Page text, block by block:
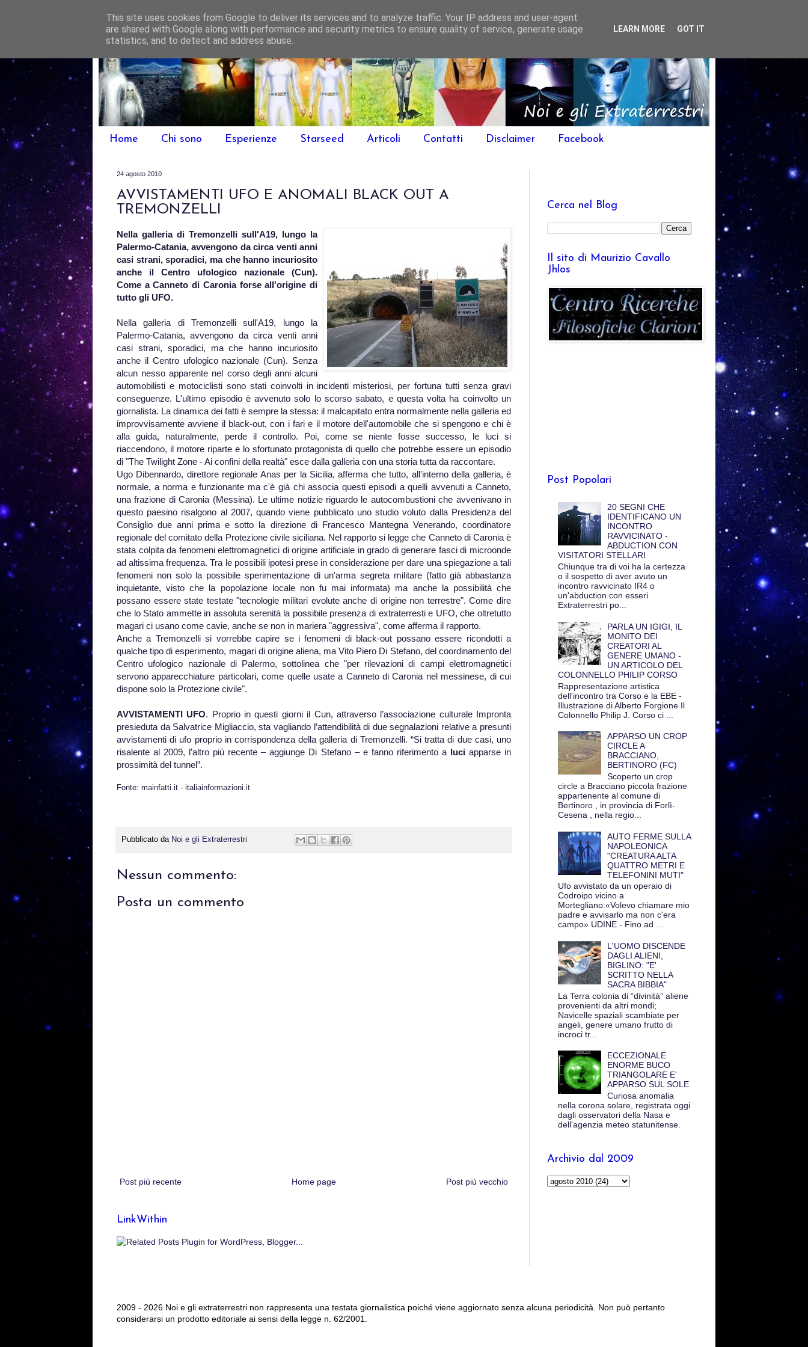
Home Chi sono Esperienze Starseed Articoli Contatti Disclaimer Facebook
24 agosto 2010
AVVISTAMENTI UFO E ANOMALI BLACK OUT A
TREMONZELLI
Nella galleria di Tremonzelli sull'A19, lungo la
Palermo-Catania, avvengono da circa venti anni
casi strani, sporadici, ma che hanno incuriosito
anche il Centro ufologico nazionale (Cun).
Come a Canneto di Caronia forse all'origine di
tutto gli UFO.
Nella galleria di Tremonzelli sull'A19, lungo la
Palermo-Catania, avvengono da circa venti anni
casi strani, sporadici, ma che hanno incuriosito
anche il Centro ufologico nazionale (Cun). Senza
alcun nesso apparente nel corso degli anni alcuni
automobilisti e motociclisti sono stati coinvolti in incidenti misteriosi, per fortuna tutti senza gravi
conseguenze. L'ultimo episodio è avvenuto solo lo scorso sabato, e questa volta ha coinvolto un
giornalista. La dinamica dei fatti è sempre la stessa: il malcapitato entra normalmente nella galleria ed
improvvisamente avviene il black-out, con i fari e il motore dell'automobile che si spengono e chi è
alla guida, naturalmente, perde il controllo. Poi, come se niente fosse successo, le luci si
riaccendono, il motore riparte e lo sfortunato protagonista di quello che potrebbe essere un episodio
di "The Twilight Zone - Ai confini della realtà" esce dalla galleria con una storia tutta da raccontare.
Ugo Dibennardo, direttore regionale Anas per la Sicilia, afferma che tutto, all'interno della galleria, è
normale, a norma e funzionante ma c'è già chi associa questi episodi a quelli avvenuti a Canneto,
una frazione di Caronia (Messina). Le ultime notizie riguardo le autocombustioni che avvenivano in
questo paesino risalgono al 2007, quando viene pubblicato uno studio voluto dalla Presidenza del
Consiglio due anni prima e sotto la direzione di Francesco Mantegna Venerando, coordinatore
regionale del comitato della Protezione civile siciliana. Nel rapporto si legge che Canneto di Caronia è
stata colpita da fenomeni elettromagnetici di origine artificiale in grado di generare fasci di microonde
ad altissima frequenza. Tra le possibili ipotesi prese in considerazione per dare una spiegazione a tali
fenomeni non solo la possibile sperimentazione di un'arma segreta militare (fatto già abbastanza
inquietante, visto che la popolazione locale non fu mai informata) ma anche la possibilità che
possano essere state testate "tecnologie militari evolute anche di origine non terrestre". Come dire
che lo Stato ammette in assoluta serenità la possibile presenza di extraterresti e UFO, che oltretutto
magari ci usano come cavie, anche se non in mariera "aggressiva", come afferma il rapporto.
Anche a Tremonzelli si vorrebbe capire se i fenomeni di black-out possano essere ricondotti a
qualche tipo di esperimento, magari di origine aliena, ma Vito Piero Di Stefano, del coordinamento del
Centro ufologico nazionale di Palermo, sottolinea che "per rilevazioni di campi elettromagnetici
servono apparecchiature particolari, come quelle usate a Canneto di Caronia nel messinese, di cui
dispone solo la Protezione civile".
AVVISTAMENTI UFO. Proprio in questi giorni il Cun, attraverso l’associazione culturale Impronta
presieduta da Salvatrice Migliaccio, sta vagliando l’attendibilità di due segnalazioni relative a presunti
avvistamenti di ufo proprio in corrispondenza della galleria di Tremonzelli. “Si tratta di due casi, uno
risalente al 2009, l’altro più recente – aggiunge Di Stefano – e fanno riferimento a luciapparse in
prossimità del tunnel”.
Fonte: mainfatti.it - italiainformazioni.it
Pubblicato da Noi e gli Extraterrestri
Nessun commento:
Posta un commento
Post più recente Post più vecchio
Home page
LinkWithin
Cerca nel Blog
Il sito di Maurizio Cavallo
Jhlos
Post Popolari
20 SEGNI CHE
IDENTIFICANO UN
INCONTRO
RAVVICINATO -
ABDUCTION CON
VISITATORI STELLARI
Chiunque tra di voi ha la certezza
o il sospetto di aver avuto un
incontro ravvicinato IR4 o
un'abduction con esseri
Extraterrestri po...
PARLA UN IGIGI, IL
MONITO DEI
CREATORI AL
GENERE UMANO -
UN ARTICOLO DEL
COLONNELLO PHILIP CORSO
Rappresentazione artistica
dell'incontro tra Corso e la EBE -
Illustrazione di Alberto Forgione Il
Colonnello Philip J. Corso ci ...
APPARSO UN CROP
CIRCLE A
BRACCIANO,
BERTINORO (FC)
Scoperto un crop
circle a Bracciano piccola frazione
appartenente al comune di
Bertinoro , in provincia di Forlì-
Cesena , nella regio...
AUTO FERME SULLA
NAPOLEONICA
"CREATURA ALTA
QUATTRO METRI E
TELEFONINI MUTI"
Ufo avvistato da un operaio di
Codroipo vicino a
Mortegliano:«Volevo chiamare mio
padre e avvisarlo ma non c'era
campo» UDINE - Fino ad ...
L'UOMO DISCENDE
DAGLI ALIENI,
BIGLINO: "E'
SCRITTO NELLA
SACRA BIBBIA"
La Terra colonia di “divinità” aliene
provenienti da altri mondi;
Navicelle spaziali scambiate per
angeli, genere umano frutto di
incroci tr...
ECCEZIONALE
ENORME BUCO
TRIANGOLARE E'
APPARSO SUL SOLE
Curiosa anomalia
nella corona solare, registrata oggi
dagli osservatori della Nasa e
dell'agenzia meteo statunitense.
Archivio dal 2009
2009 - 2026 Noi e gli extraterrestri non rappresenta una testata giornalistica poiché viene aggiornato senza alcuna periodicità. Non può pertanto
considerarsi un prodotto editoriale ai sensi della legge n. 62/2001.
This site uses cookies from Google to deliver its services and to analyze traffic. Your IP address and user-agent
are shared with Google along with performance and security metrics to ensure quality of service, generate usage
statistics, and to detect and address abuse.
LEARN MORE GOT IT